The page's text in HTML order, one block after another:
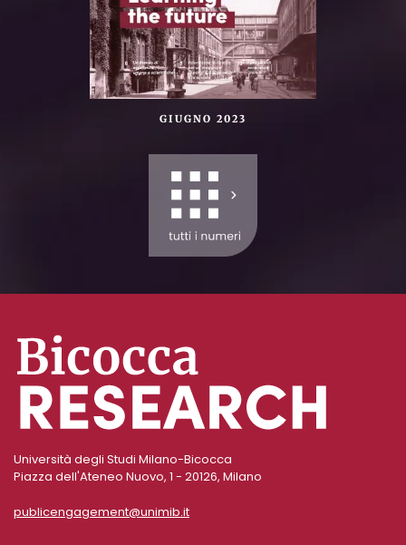
GIUGNO 2023
Università degli Studi Milano-Bicocca
Piazza dell'Ateneo Nuovo, 1 - 20126, Milano
publicengagement@unimib.it